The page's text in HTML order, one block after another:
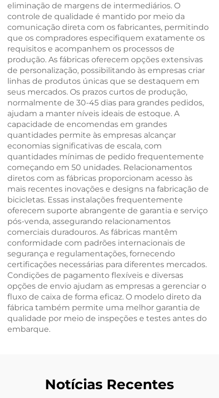
eliminação de margens de intermediários. O
controle de qualidade é mantido por meio da
comunicação direta com os fabricantes, permitindo
que os compradores especifiquem exatamente os
requisitos e acompanhem os processos de
produção. As fábricas oferecem opções extensivas
de personalização, possibilitando às empresas criar
linhas de produtos únicas que se destaquem em
seus mercados. Os prazos curtos de produção,
normalmente de 30-45 dias para grandes pedidos,
ajudam a manter níveis ideais de estoque. A
capacidade de encomendas em grandes
quantidades permite às empresas alcançar
economias significativas de escala, com
quantidades mínimas de pedido frequentemente
começando em 50 unidades. Relacionamentos
diretos com as fábricas proporcionam acesso às
mais recentes inovações e designs na fabricação de
bicicletas. Essas instalações frequentemente
oferecem suporte abrangente de garantia e serviço
pós-venda, assegurando relacionamentos
comerciais duradouros. As fábricas mantêm
conformidade com padrões internacionais de
segurança e regulamentações, fornecendo
certificações necessárias para diferentes mercados.
Condições de pagamento flexíveis e diversas
opções de envio ajudam as empresas a gerenciar o
fluxo de caixa de forma eficaz. O modelo direto da
fábrica também permite uma melhor garantia de
qualidade por meio de inspeções e testes antes do
embarque.
Notícias Recentes